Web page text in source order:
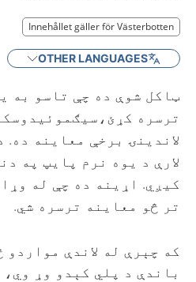
Innehållet gäller för Västerbotten
OTHER LANGUAGES
ترسره
لاندینۍ برخې معاینه
لارې د یوه نرم پایپ په
کیږي. اړینه ده چې له
تر څو معاینه ترسره شي.
که چېرې له لاندې
باندې د پلي کېدو وړ